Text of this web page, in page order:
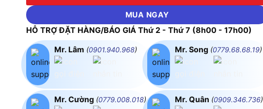
MUA NGAY
HỖ TRỢ ĐẶT HÀNG/BÁO GIÁ Thứ 2 - Thứ 7 (8h00 - 17h00)
Mr. Lâm (0901.940.968)
Mr. Cường (0779.008.018)
Mr. Song (0779.68.68.19)
Mr. Quân (0909.346.736)